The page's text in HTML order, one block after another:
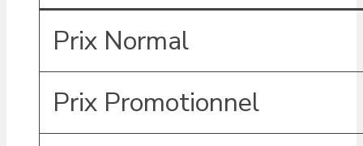
Prix Normal
Prix Promotionnel